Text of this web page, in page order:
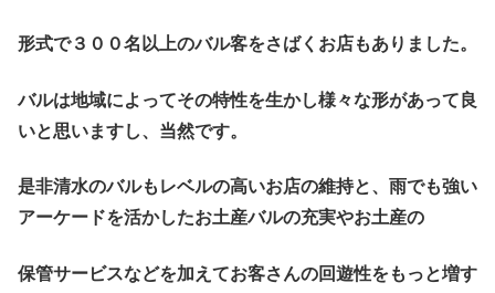
形式で３００名以上のバル客をさばくお店もありました。
バルは地域によってその特性を生かし様々な形があって良
いと思いますし、当然です。
是非清水のバルもレベルの高いお店の維持と、雨でも強い
アーケードを活かしたお土産バルの充実やお土産の
保管サービスなどを加えてお客さんの回遊性をもっと増す